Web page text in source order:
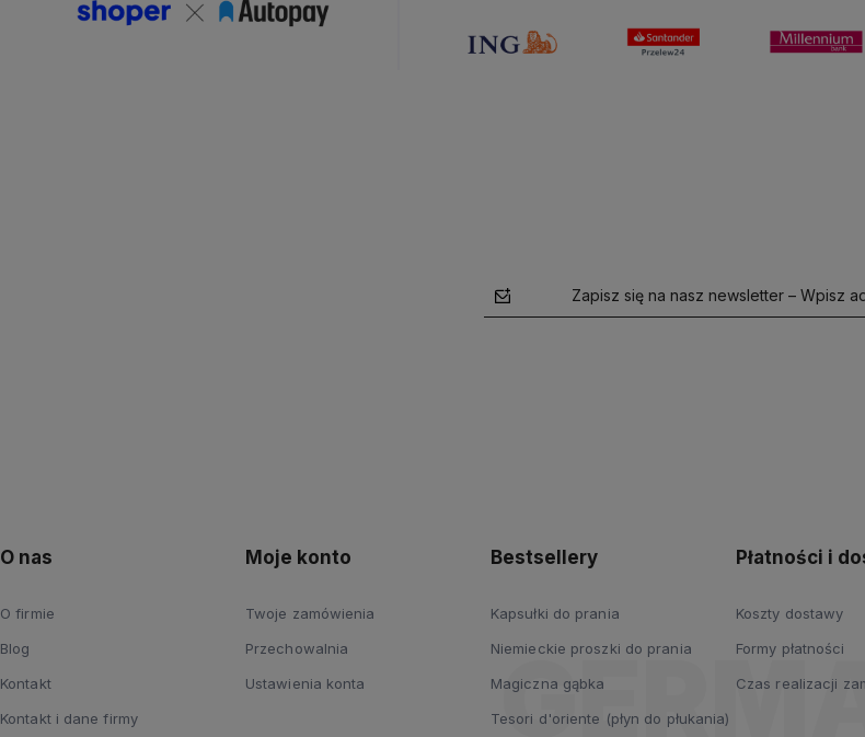
Zapisz się na nasz newsletter – Wpisz
O nas
O firmie
Blog
Kontakt
Kontakt i dane firmy
Moje konto
Twoje zamówienia
Przechowalnia
Ustawienia konta
Bestsellery
Kapsułki do prania
Niemieckie proszki do prania
Magiczna gąbka
Tesori d'oriente (płyn do płukania)
Płatności i
Koszty dostawy
Formy płatności
Czas realizacji